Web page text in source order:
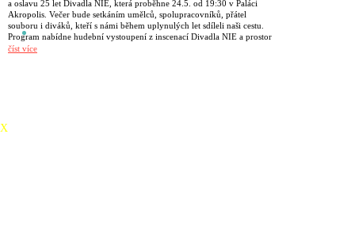
a oslavu 25 let Divadla NIE, která proběhne 24.5. od 19:30 v Paláci
Akropolis. Večer bude setkáním umělců, spolupracovníků, přátel
souboru i diváků, kteří s námi během uplynulých let sdíleli naši cestu.
Program nabídne hudební vystoupení z inscenací Divadla NIE a prostor
pro společné setkání. Přijďte s námi oslavit 25 let společné autorské
číst více
X